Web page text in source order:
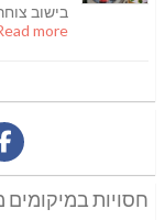
בישוב
more [...]
חסויות